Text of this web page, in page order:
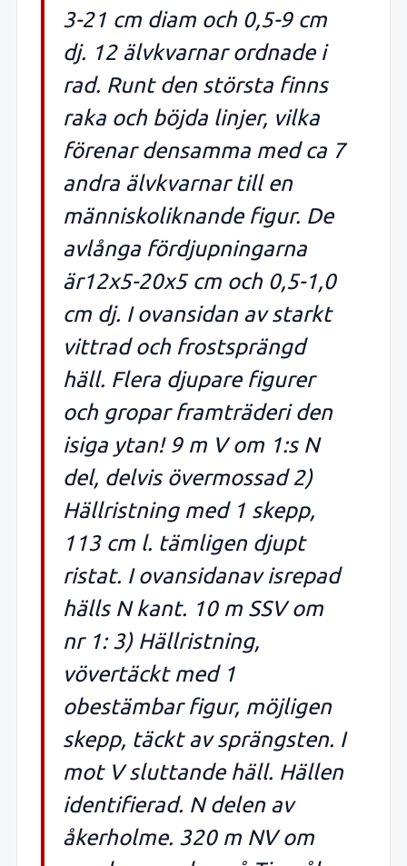
3-21 cm diam och 0,5-9 cm
dj. 12 älvkvarnar ordnade i
rad. Runt den största finns
raka och böjda linjer, vilka
förenar densamma med ca 7
andra älvkvarnar till en
människoliknande figur. De
avlånga fördjupningarna
är12x5-20x5 cm och 0,5-1,0
cm dj. I ovansidan av starkt
vittrad och frostsprängd
häll. Flera djupare figurer
och gropar framträderi den
isiga ytan! 9 m V om 1:s N
del, delvis övermossad 2)
Hällristning med 1 skepp,
113 cm l. tämligen djupt
ristat. I ovansidanav isrepad
hälls N kant. 10 m SSV om
nr 1: 3) Hällristning,
vövertäckt med 1
obestämbar figur, möjligen
skepp, täckt av sprängsten. I
mot V sluttande häll. Hällen
identifierad. N delen av
åkerholme. 320 m NV om